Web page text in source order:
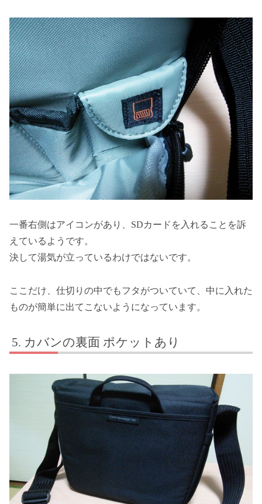
一番右側はアイコンがあり、SDカードを入れることを訴
えているようです。
決して湯気が立っているわけではないです。
ここだけ、仕切りの中でもフタがついていて、中に入れた
ものが簡単に出てこないようになっています。
カバンの裏面 ポケットあり